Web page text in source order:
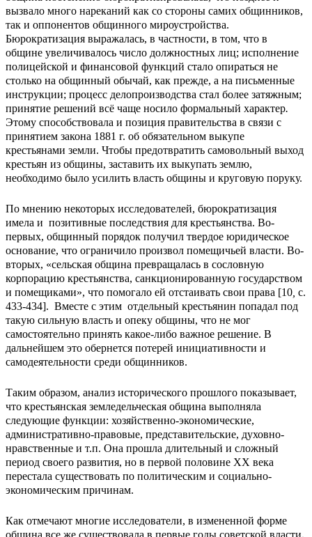
вызвало много нареканий как со стороны самих общинников,
так и оппонентов общинного мироустройства.
Бюрократизация выражалась, в частности, в том, что в
общине увеличивалось число должностных лиц; исполнение
полицейской и финансовой функций стало опираться не
столько на общинный обычай, как прежде, а на письменные
инструкции; процесс делопроизводства стал более затяжным;
принятие решений всё чаще носило формальный характер.
Этому способствовала и позиция правительства в связи с
принятием закона 1881 г. об обязательном выкупе
крестьянами земли. Чтобы предотвратить самовольный выход
крестьян из общины, заставить их выкупать землю,
необходимо было усилить власть общины и круговую поруку.
По мнению некоторых исследователей, бюрократизация
имела и позитивные последствия для крестьянства. Во-
первых, общинный порядок получил твердое юридическое
основание, что ограничило произвол помещичьей власти. Во-
вторых, «сельская община превращалась в сословную
корпорацию крестьянства, санкционированную государством
и помещиками», что помогало ей отстаивать свои права [10 с.
433-434]. Вместе с этим отдельный крестьянин попадал под
такую сильную власть и опеку общины, что не мог
самостоятельно принять какое-либо важное решение. В
дальнейшем это обернется потерей инициативности и
самодеятельности среди общинников.
Таким образом, анализ исторического прошлого показывает,
что крестьянская земледельческая община выполняла
следующие функции: хозяйственно-экономические,
административно-правовые, представительские, духовно-
нравственные и т.п. Она прошла длительный и сложный
период своего развития, но в первой половине ХХ века
перестала существовать по политическим и социально-
экономическим причинам.
Как отмечают многие исследователи, в измененной форме
община все же существовала в первые годы советской власти,